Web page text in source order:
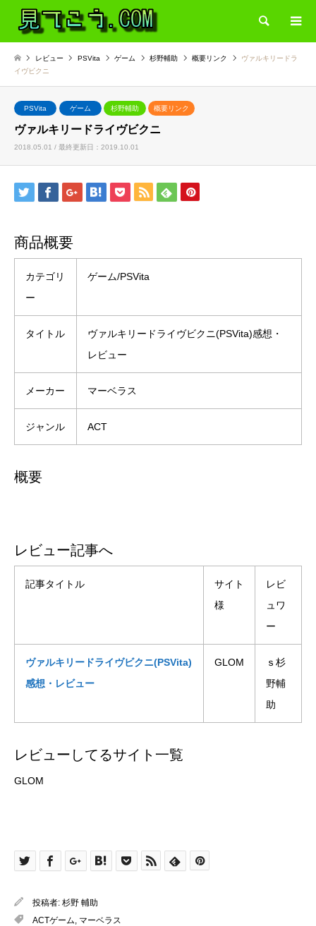
検索
レビュー PSVita ゲーム 杉野輔助 概要リンク
ヴァルキリードラ
イヴビクニ
PSVita ゲーム 杉野輔助 概要リンク
ヴァルキリードライヴビクニ
2018.05.01 / 最終更新日：2019.10.01
商品概要
カテゴリ
ー
ゲーム/PSVita
タイトル
ヴァルキリードライヴビクニ(PSVita)感想・
レビュー
メーカー マーベラス
ジャンル ACT
概要
レビュー記事へ
記事タイトル
サイト
様
レビ
ュワ
ー
ヴァルキリードライヴビクニ(PSVita)
感想・レビュー
GLOM
ｓ杉
野輔
助
レビューしてるサイト一覧
GLOM
投稿者: 杉野 輔助
ACTゲーム, マーベラス